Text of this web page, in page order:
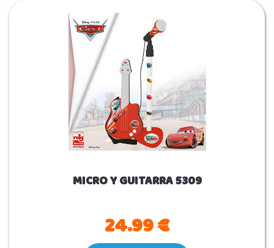
MICRO Y GUITARRA 5309
24.99 €